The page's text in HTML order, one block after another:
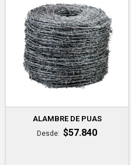
ALAMBRE DE PUAS
Desde $57.840